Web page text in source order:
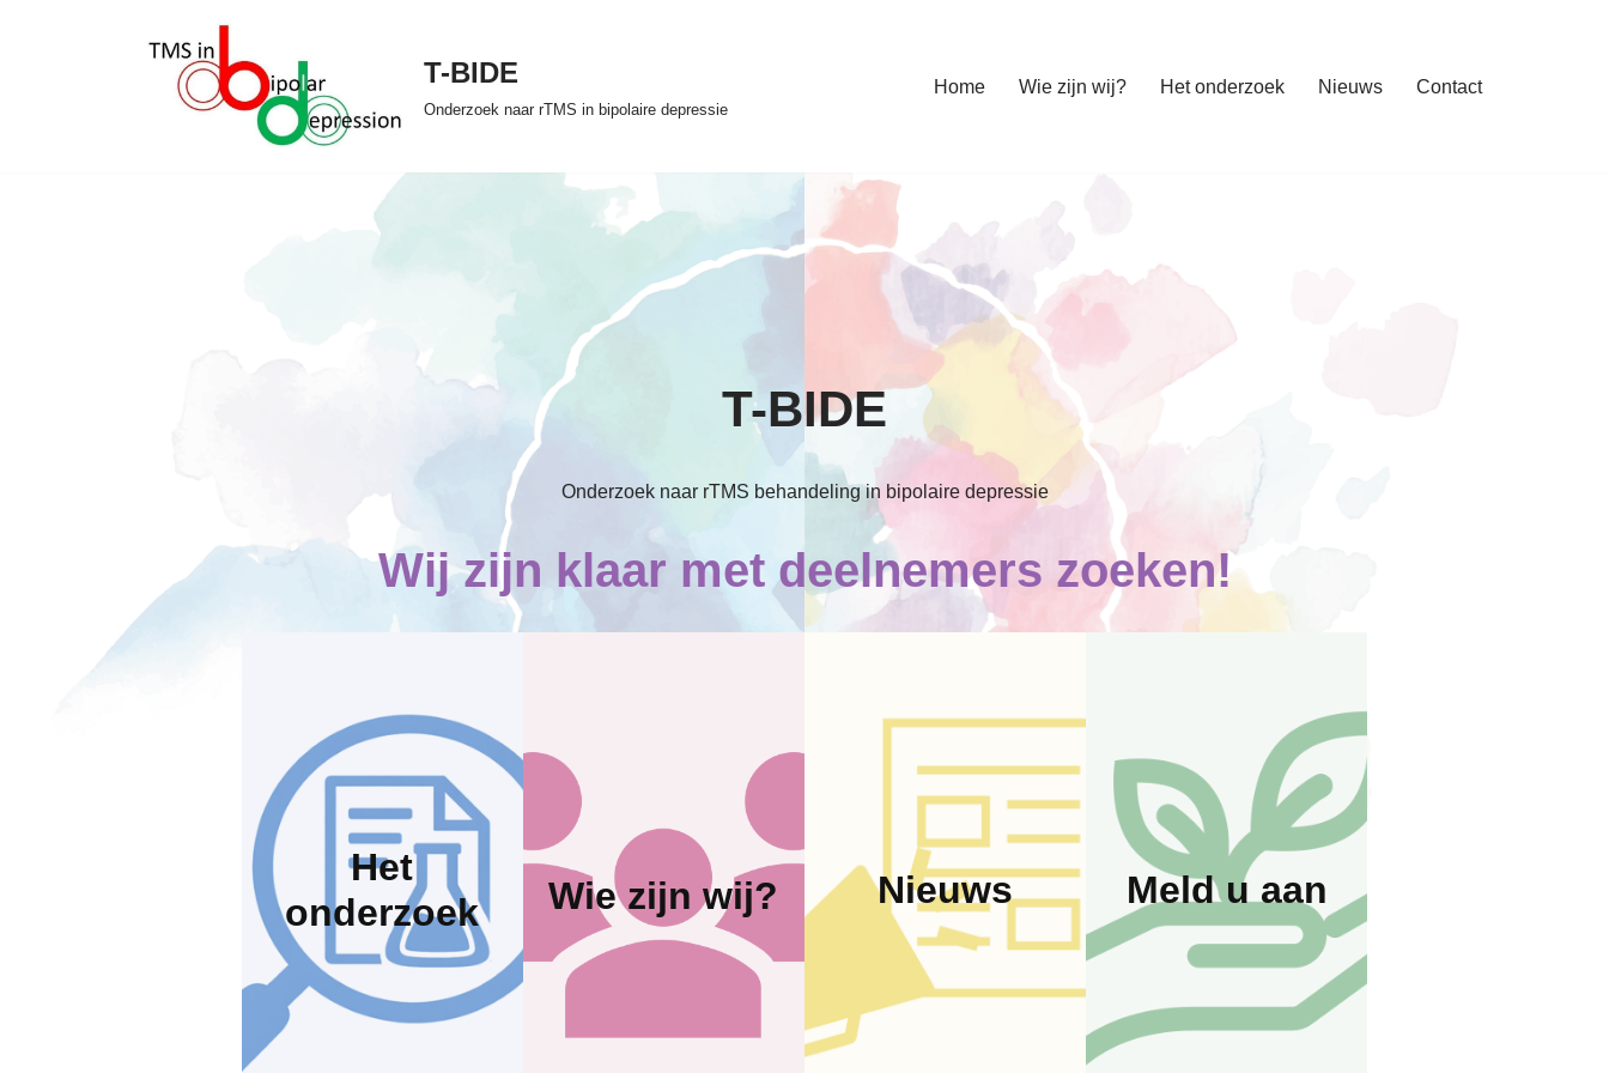
T-BIDE
Onderzoek naar rTMS in bipolaire depressie
Home Wie zijn wij? Het onderzoek Nieuws Contact
T-BIDE
Onderzoek naar rTMS behandeling in bipolaire depressie
Wij zijn klaar met deelnemers zoeken!
Het
onderzoek
Wie zijn wij? Nieuws Meld u aan